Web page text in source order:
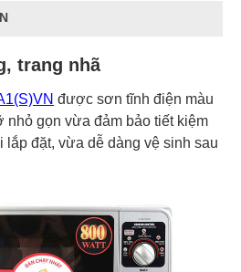
trang nhã
được sơn tĩnh điện màu
nhỏ gọn vừa đảm bảo tiết kiệm
lắp đặt, vừa dễ dàng vệ sinh sau